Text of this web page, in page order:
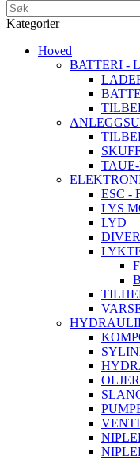
Kategorier
Hoved
BATTERI -
ESC -
LYS
LYD